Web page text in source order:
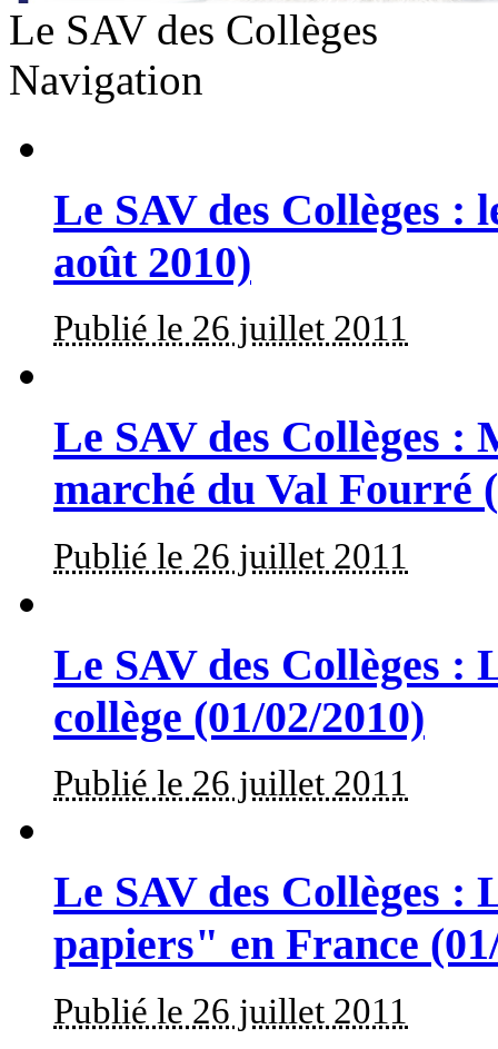
Le SAV des Collèges
Navigation
Le SAV des Collèges :
août 2010)
Publié le 26 juillet 2011
Le SAV des Collèges :
marché du Val Fourré
Publié le 26 juillet 2011
Le SAV des Collèges :
collège (01/02/2010)
Publié le 26 juillet 2011
Le SAV des Collèges :
papiers" en France
Publié le 26 juillet 2011